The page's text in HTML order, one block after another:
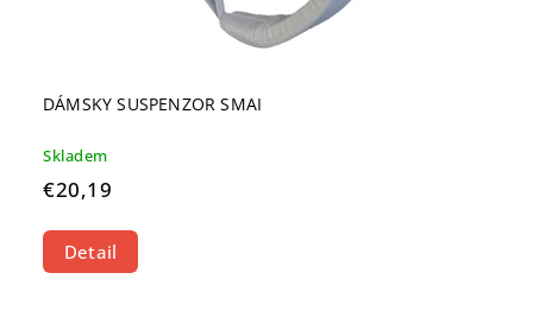
DÁMSKY SUSPENZOR SMAI
Skladem
€20,19
Detail